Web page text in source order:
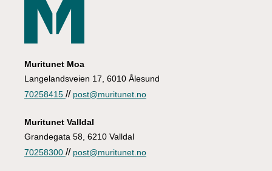
Muritunet Moa
Langelandsveien 17, 6010 Ålesund
70258415 // post@muritunet.no
Muritunet Valldal
Grandegata 58, 6210 Valldal
70258300 // post@muritunet.no